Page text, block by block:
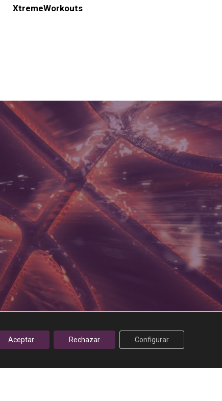
XtremeWorkouts
Aceptar Rechazar Configurar